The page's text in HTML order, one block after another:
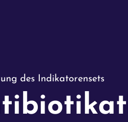
des Indikatorensets